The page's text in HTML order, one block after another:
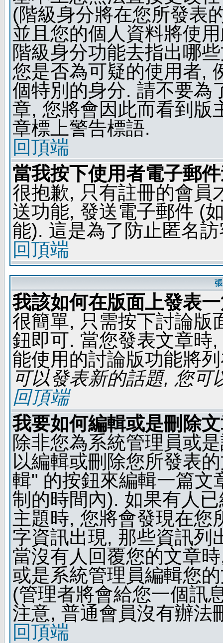
(階級身分將在您所發表
並且您的個人資料將使
階級身分功能去指出哪
您是否為可疑的使用者,
個特別的身分. 請不要為
章, 您將會因此而看到版
章標上警告標語.
回頂端
當我按下使用者電子郵
很抱歉, 只有註冊的會員
送功能, 發送電子郵件 (
能). 這是為了防止匿名
回頂端
我該如何在版面上發表
很簡單, 只需按下討論版
鈕即可. 當您發表文章時
能使用的討論版功能將
可以發表新的話題, 您可
回頂端
我要如何編輯或是刪除
除非您為系統管理員或
以編輯或刪除您所發表
輯" 的按鈕來編輯一篇文
制的時間內). 如果有人
主題時, 您將會發現在您
字資訊出現, 那些資訊列
當沒有人回覆您的文章
或是系統管理員編輯您
(管理者將會給您一個訊
注意, 普通會員沒有辦法
回頂端